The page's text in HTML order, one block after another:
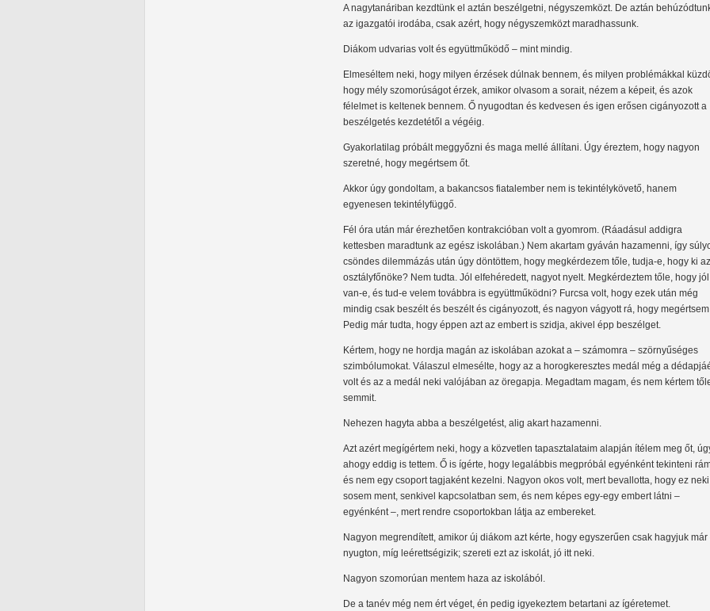
A nagytanáriban kezdtünk el aztán beszélgetni, négyszemközt. De aztán
az igazgatói irodába, csak azért, hogy négyszemközt maradhassunk.
Diákom udvarias volt és együttműködő – mint mindig.
Elmeséltem neki, hogy milyen érzések dúlnak bennem, és milyen problémákkal
hogy mély szomorúságot érzek, amikor olvasom a sorait, nézem a képeit, és azok
félelmet is keltenek bennem. Ő nyugodtan és kedvesen és igen erősen cigányozott a
beszélgetés kezdetétől a végéig.
Gyakorlatilag próbált meggyőzni és maga mellé állítani. Úgy éreztem, hogy nagyon
szeretné, hogy megértsem őt.
Akkor úgy gondoltam, a bakancsos fiatalember nem is tekintélykövető, hanem
egyenesen tekintélyfüggő.
Fél óra után már érezhetően kontrakcióban volt a gyomrom. (Ráadásul addigra
kettesben maradtunk az egész iskolában.) Nem akartam gyáván hazamenni, így
csöndes dilemmázás után úgy döntöttem, hogy megkérdezem tőle, tudja-e, hogy ki az
osztályfőnöke? Nem tudta. Jól elfehéredett, nagyot nyelt. Megkérdeztem tőle, hogy jól
van-e, és tud-e velem továbbra is együttműködni? Furcsa volt, hogy ezek után még
mindig csak beszélt és beszélt és cigányozott, és nagyon vágyott rá, hogy
Pedig már tudta, hogy éppen azt az embert is szidja, akivel épp beszélget.
Kértem, hogy ne hordja magán az iskolában azokat a – számomra – szörnyűséges
szimbólumokat. Válaszul elmesélte, hogy az a horogkeresztes medál még a
volt és az a medál neki valójában az öregapja. Megadtam magam, és nem kértem
semmit.
Nehezen hagyta abba a beszélgetést, alig akart hazamenni.
Azt azért megígértem neki, hogy a közvetlen tapasztalataim alapján ítélem meg őt,
ahogy eddig is tettem. Ő is ígérte, hogy legalábbis megpróbál egyénként tekinteni
és nem egy csoport tagjaként kezelni. Nagyon okos volt, mert bevallotta, hogy ez neki
sosem ment, senkivel kapcsolatban sem, és nem képes egy-egy embert látni –
egyénként –, mert rendre csoportokban látja az embereket.
Nagyon megrendített, amikor új diákom azt kérte, hogy egyszerűen csak hagyjuk már
nyugton, míg leérettségizik; szereti ezt az iskolát, jó itt neki.
Nagyon szomorúan mentem haza az iskolából.
De a tanév még nem ért véget, én pedig igyekeztem betartani az ígéretemet.